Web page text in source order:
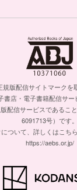
版配信サイトマークを
書店・電子書籍配信サ
配信サービスであるこ
6091713号）です。
ついて、詳しくはこち
https://aebs.or.jp/